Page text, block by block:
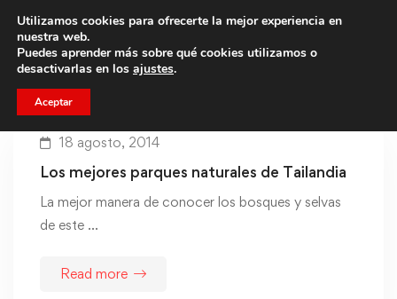
Trae a un amigo y llevaos un total de 75€ de descuento.
18 agosto, 2014
Los mejores parques naturales de Tailandia
La mejor manera de conocer los bosques y selvas
de este …
Read more
Utilizamos cookies para ofrecerte la mejor experiencia en
nuestra web.
Puedes aprender más sobre qué cookies utilizamos o
desactivarlas en los ajustes.
Aceptar